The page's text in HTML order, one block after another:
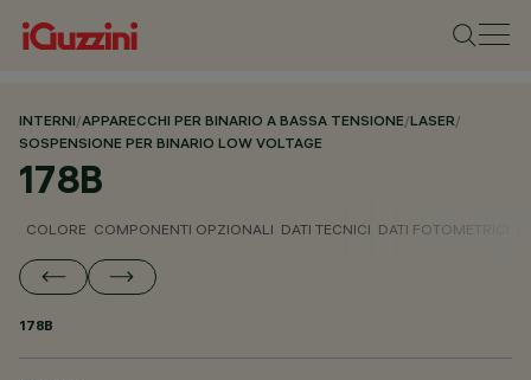
INTERNI/APPARECCHI PER BINARIO A BASSA TENSIONE/LASER/
SOSPENSIONE PER BINARIO LOW VOLTAGE
178B
COLORE COMPONENTI OPZIONALI DATI TECNICI DATI FOTOMETRICI
178B